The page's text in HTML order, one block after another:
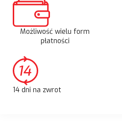
Możliwość wielu form
płatności
14 dni na zwrot